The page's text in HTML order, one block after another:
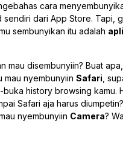
cara
dari App Store. Tapi,
sembunyikan itu adalah
mau disembunyiin? Buat
mau nyembunyiin Safari ,
history browsing kamu.
Safari aja harus
nyembunyiin Camera?